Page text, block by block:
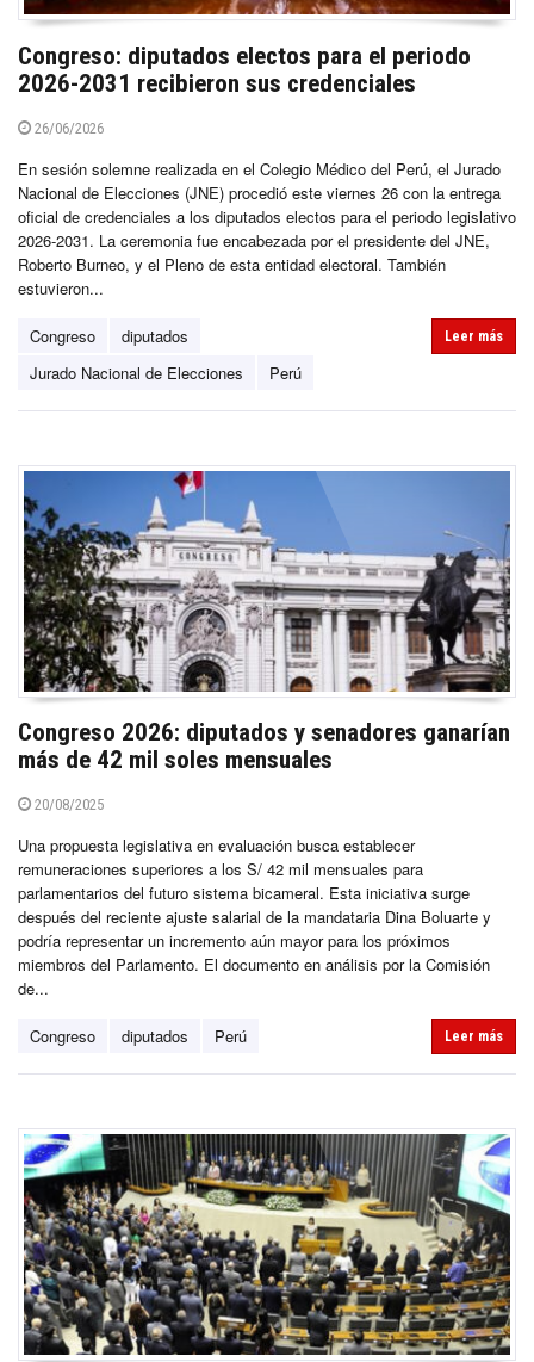
Congreso: diputados electos para el periodo
2026-2031 recibieron sus credenciales
26/06/2026
En sesión solemne realizada en el Colegio Médico del Perú, el Jurado
Nacional de Elecciones (JNE) procedió este viernes 26 con la entrega
oficial de credenciales a los diputados electos para el periodo legislativo
2026-2031. La ceremonia fue encabezada por el presidente del JNE,
Roberto Burneo, y el Pleno de esta entidad electoral. También
estuvieron...
Congreso
diputados
Jurado Nacional de Elecciones
Perú
Leer más
Congreso 2026: diputados y senadores ganarían
más de 42 mil soles mensuales
20/08/2025
Una propuesta legislativa en evaluación busca establecer
remuneraciones superiores a los S/ 42 mil mensuales para
parlamentarios del futuro sistema bicameral. Esta iniciativa surge
después del reciente ajuste salarial de la mandataria Dina Boluarte y
podría representar un incremento aún mayor para los próximos
miembros del Parlamento. El documento en análisis por la Comisión
de...
Congreso diputados Perú Leer más